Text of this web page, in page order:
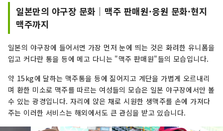
일본만의 야구장 문화｜맥주 판매원·응원 문화·현지
맥주까지
일본의 야구장에 들어서면 가장 먼저 눈에 띄는 것은 화려한 유니폼을
입고 커다란 통을 등에 메고 다니는 "맥주 판매원"들의 모습입니다.
약 15kg에 달하는 맥주통을 등에 짊어지고 계단을 가볍게 오르내리
며 환한 미소로 맥주를 따르는 여성들의 모습은 일본 야구장에서만 볼
수 있는 광경입니다. 자리에 앉은 채로 시원한 생맥주를 손에 가져다
주는 이러한 서비스는 해외에서도 큰 관심을 받고 있습니다.